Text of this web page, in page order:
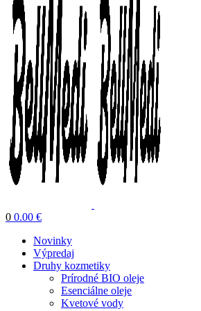
0 0.00 €
Novinky
Výpredaj
Druhy kozmetiky
Prírodné BIO oleje
Esenciálne oleje
Kvetové vody